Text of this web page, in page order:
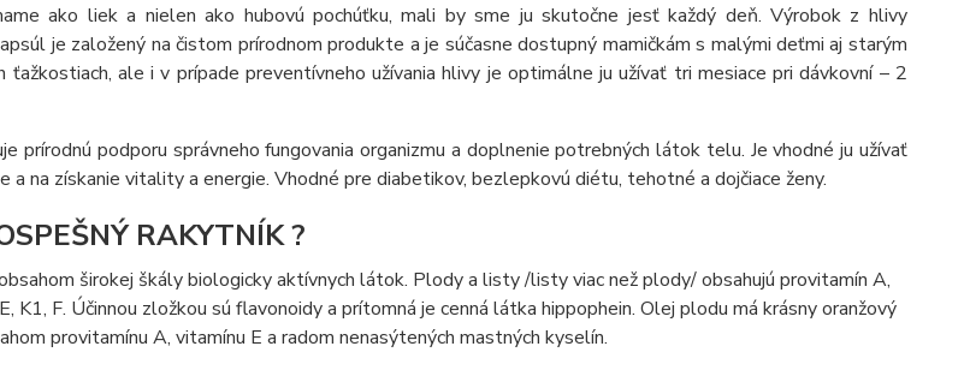
ako liek a nielen ako hubovú pochúťku, mali by sme ju skutočne jesť každý deň. Výrobok z hlivy
je založený na čistom prírodnom produkte a je súčasne dostupný mamičkám s malými deťmi aj starým
ťažkostiach, ale i v prípade preventívneho užívania hlivy je optimálne ju užívať tri mesiace pri dávkovní – 2
prírodnú podporu správneho fungovania organizmu a doplnenie potrebných látok telu. Je vhodné ju užívať
a na získanie vitality a energie. Vhodné pre diabetikov, bezlepkovú diétu, tehotné a dojčiace ženy.
RAKYTNÍK ?
širokej škály biologicky aktívnych látok. Plody a listy /listy viac než plody/ obsahujú provitamín A,
K1, F. Účinnou zložkou sú flavonoidy a prítomná je cenná látka hippophein. Olej plodu má krásny oranžový
provitamínu A, vitamínu E a radom nenasýtených mastných kyselín.